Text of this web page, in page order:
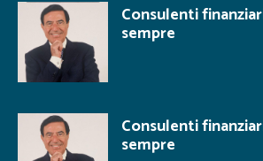
Consulenti
sempre
Consulenti
sempre